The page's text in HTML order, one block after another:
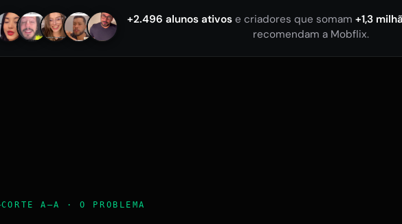
+2.496 alunos ativose criadores que somam +1,3
recomendam a Mobflix.
CORTE A–A · O PROBLEMA